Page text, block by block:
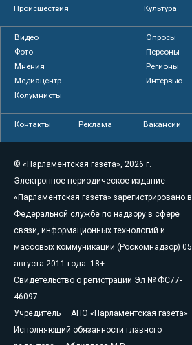
Происшествия
Культура
Видео
Опросы
Фото
Персоны
Мнения
Регионы
Медиацентр
Интервью
Колумнисты
Контакты Реклама Вакансии
© «Парламентская газета», 2026 г.
Электронное периодическое издание
«Парламентская газета» зарегистрировано в
Федеральной службе по надзору в сфере
связи, информационных технологий и
массовых коммуникаций (Роскомнадзор) 05
августа 2011 года. 18+
Свидетельство о регистрации Эл № ФС77-
46097
Учредитель — АНО «Парламентская газета»
Исполняющий обязанности главного